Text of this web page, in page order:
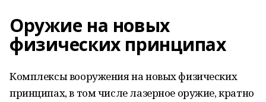
Оружие на новых
физических принципах
Комплексы вооружения на новых физических
принципах, в том числе лазерное оружие, кратно